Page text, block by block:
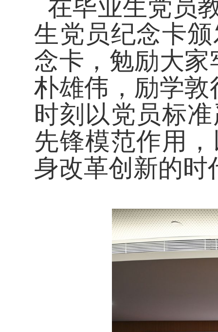
在毕业生党员
生党员纪念卡
念卡，勉励大
朴雄伟，励学
时刻以党员标
先锋模范作用
身改革创新的时